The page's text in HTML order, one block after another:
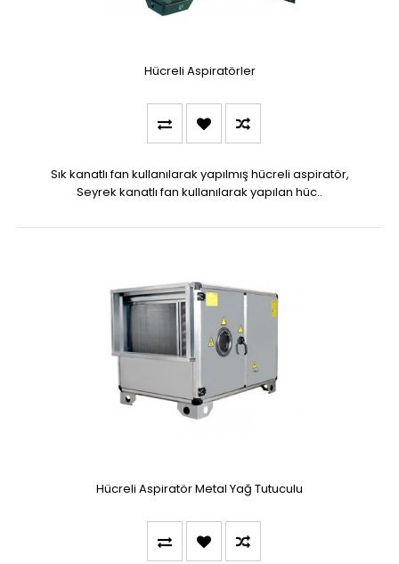
Hücreli Aspiratörler
Sık kanatlı fan kullanılarak yapılmış hücreli aspiratör,
Seyrek kanatlı fan kullanılarak yapılan hüc..
Hücreli Aspiratör Metal Yağ Tutuculu